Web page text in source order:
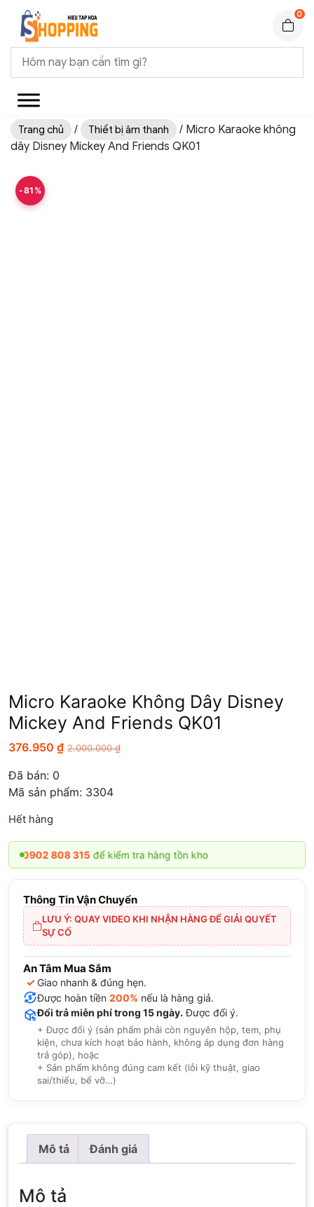
0
Trang chủ / Thiết bị âm thanh
/ Micro Karaoke không
dây Disney Mickey And Friends QK01
-81%
Micro Karaoke Không Dây Disney
Mickey And Friends QK01
376.950 ₫ 2.000.000₫
Đã bán: 0
Mã sản phẩm: 3304
Hết hàng
808 315để kiểm tra hàng tồn kho
Thông Tin Vận Chuyển
LƯU Ý: QUAY VIDEO KHI NHẬN HÀNG ĐỂ GIẢI QUYẾT
SỰ CỐ
An Tâm Mua Sắm
✓ Giao nhanh & đúng hẹn.
Được hoàn tiền 200% nếu là hàng giả.
Đổi trả miễn phí trong 15 ngày. Được đổi ý.
+ Được đổi ý (sản phẩm phải còn nguyên hộp, tem, phụ
kiện, chưa kích hoạt bảo hành, không áp dụng đơn hàng
trả góp), hoặc
+ Sản phẩm không đúng cam kết (lỗi kỹ thuật, giao
sai/thiếu, bể vỡ…)
Mô tả Đánh giá
Mô tả